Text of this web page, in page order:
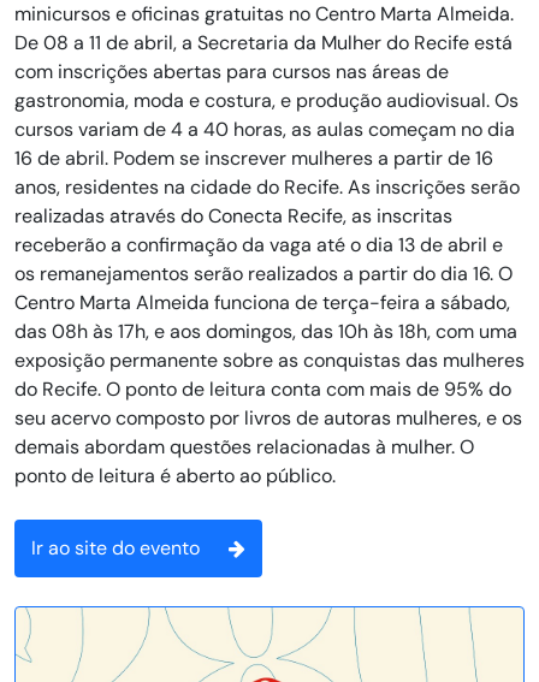
minicursos e oficinas gratuitas no Centro Marta Almeida.
De 08 a 11 de abril, a Secretaria da Mulher do Recife está
com inscrições abertas para cursos nas áreas de
gastronomia, moda e costura, e produção audiovisual. Os
cursos variam de 4 a 40 horas, as aulas começam no dia
16 de abril. Podem se inscrever mulheres a partir de 16
anos, residentes na cidade do Recife. As inscrições serão
realizadas através do Conecta Recife, as inscritas
receberão a confirmação da vaga até o dia 13 de abril e
os remanejamentos serão realizados a partir do dia 16. O
Centro Marta Almeida funciona de terça-feira a sábado,
das 08h às 17h, e aos domingos, das 10h às 18h, com uma
exposição permanente sobre as conquistas das mulheres
do Recife. O ponto de leitura conta com mais de 95% do
seu acervo composto por livros de autoras mulheres, e os
demais abordam questões relacionadas à mulher. O
ponto de leitura é aberto ao público.
Ir ao site do evento